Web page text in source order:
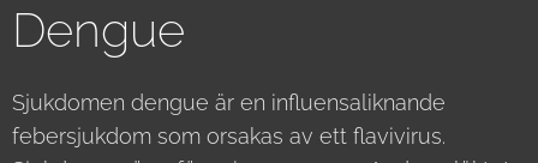
Dengue
Sjukdomen dengue är en influensaliknande
febersjukdom som orsakas av ett flavivirus.